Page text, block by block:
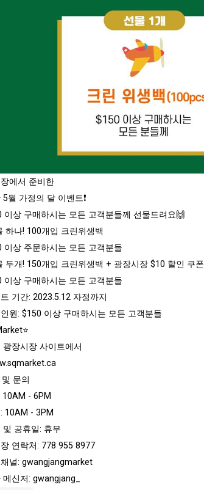
에서 준비한
월 가정의 달 이벤트❗️
상 구매하시는 모든 고객분들께 선물드려요🙌
하나! 100개입 크린위생백
이상 주문하시는 모든 고객분들
두개! 150개입 크린위생백 + 광장시장 $10 할인 쿠폰
이상 구매하시는 모든 고객분들
기간: 2023.5.12 자정까지
원: $150 이상 구매하시는 모든 고객분들
광장시장 사이트에서
문의
- 6PM
10AM - 3PM
및 공휴일: 휴무
연락처: 778 955 8977
널: gwangjangmarket
신저: gwangjang_